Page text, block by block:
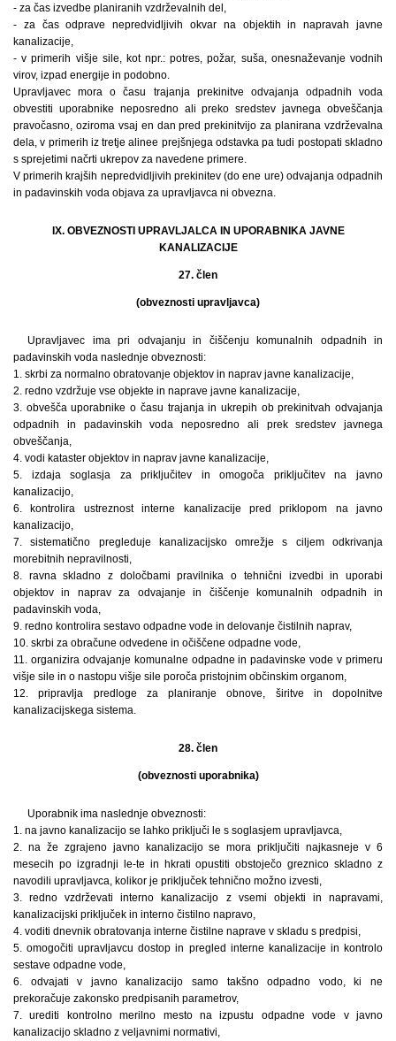
- za čas izvedbe planiranih vzdrževalnih del,
- za čas odprave nepredvidljivih okvar na objektih in napravah javne
kanalizacije,
- v primerih višje sile, kot npr.: potres, požar, suša, onesnaževanje vodnih
virov, izpad energije in podobno.
Upravljavec mora o času trajanja prekinitve odvajanja odpadnih voda
obvestiti uporabnike neposredno ali preko sredstev javnega obveščanja
pravočasno, oziroma vsaj en dan pred prekinitvijo za planirana vzdrževalna
dela, v primerih iz tretje alinee prejšnjega odstavka pa tudi postopati skladno
s sprejetimi načrti ukrepov za navedene primere.
V primerih krajših nepredvidljivih prekinitev (do ene ure) odvajanja odpadnih
in padavinskih voda objava za upravljavca ni obvezna.
IX. OBVEZNOSTI UPRAVLJALCA IN UPORABNIKA JAVNE
KANALIZACIJE
27. člen
(obveznosti upravljavca)
Upravljavec ima pri odvajanju in čiščenju komunalnih odpadnih in
padavinskih voda naslednje obveznosti:
1. skrbi za normalno obratovanje objektov in naprav javne kanalizacije,
2. redno vzdržuje vse objekte in naprave javne kanalizacije,
3. obvešča uporabnike o času trajanja in ukrepih ob prekinitvah odvajanja
odpadnih in padavinskih voda neposredno ali prek sredstev javnega
obveščanja,
4. vodi kataster objektov in naprav javne kanalizacije,
5. izdaja soglasja za priključitev in omogoča priključitev na javno
kanalizacijo,
6. kontrolira ustreznost interne kanalizacije pred priklopom na javno
kanalizacijo,
7. sistematično pregleduje kanalizacijsko omrežje s ciljem odkrivanja
morebitnih nepravilnosti,
8. ravna skladno z določbami pravilnika o tehnični izvedbi in uporabi
objektov in naprav za odvajanje in čiščenje komunalnih odpadnih in
padavinskih voda,
9. redno kontrolira sestavo odpadne vode in delovanje čistilnih naprav,
10. skrbi za obračune odvedene in očiščene odpadne vode,
11. organizira odvajanje komunalne odpadne in padavinske vode v primeru
višje sile in o nastopu višje sile poroča pristojnim občinskim organom,
12. pripravlja predloge za planiranje obnove, širitve in dopolnitve
kanalizacijskega sistema.
28. člen
(obveznosti uporabnika)
Uporabnik ima naslednje obveznosti:
1. na javno kanalizacijo se lahko priključi le s soglasjem upravljavca,
2. na že zgrajeno javno kanalizacijo se mora priključiti najkasneje v 6
mesecih po izgradnji le-te in hkrati opustiti obstoječo greznico skladno z
navodili upravljavca, kolikor je priključek tehnično možno izvesti,
3. redno vzdrževati interno kanalizacijo z vsemi objekti in napravami,
kanalizacijski priključek in interno čistilno napravo,
4. voditi dnevnik obratovanja interne čistilne naprave v skladu s predpisi,
5. omogočiti upravljavcu dostop in pregled interne kanalizacije in kontrolo
sestave odpadne vode,
6. odvajati v javno kanalizacijo samo takšno odpadno vodo, ki ne
prekoračuje zakonsko predpisanih parametrov,
7. urediti kontrolno merilno mesto na izpustu odpadne vode v javno
kanalizacijo skladno z veljavnimi normativi,